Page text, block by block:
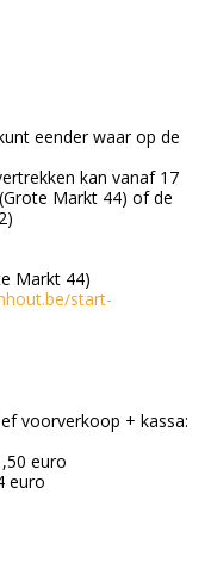
eender waar op de
kan vanaf 17
Markt 44) of de
Markt 44)
start-
voorverkoop + kassa:
euro
euro